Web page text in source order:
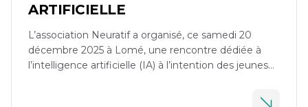
ARTIFICIELLE
L’association Neuratif a organisé, ce samedi 20
décembre 2025 à Lomé, une rencontre dédiée à
l’intelligence artificielle (IA) à l’intention des jeunes
vise à faciliter l’accès des jeunes d’Afrique de l’Ouest,